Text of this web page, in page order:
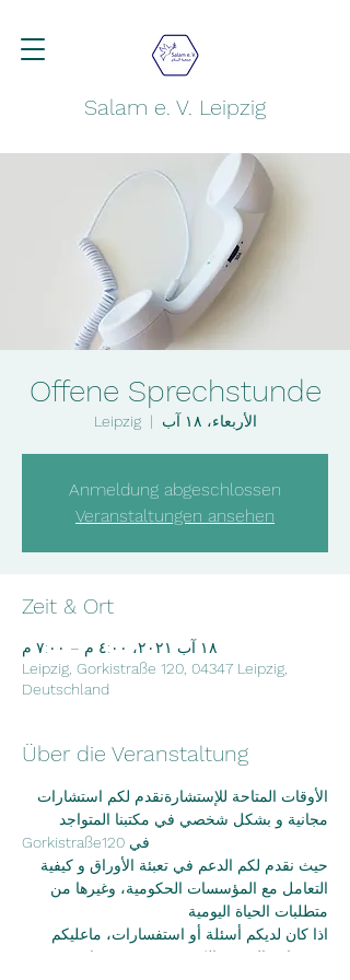
Salam e. V. Leipzig
Offene Sprechstunde
الأربعاء، ١٨ آب
  |
Leipzig
Anmeldung abgeschlossen
Veranstaltungen ansehen
Zeit & Ort
١٨ آب ٢٠٢١، ٤:٠٠ م – ٧:٠٠ م
Leipzig, Gorkistraße 120, 04347 Leipzig,
Deutschland
Über die Veranstaltung
الأوقات المتاحة للإستشارةنقدم لكم استشارات
مجانية و بشكل شخصي في مكتبنا المتواجد
Gorkistraße120 في
حيث نقدم لكم الدعم في تعبئة الأوراق و كيفية
التعامل مع المؤسسات الحكومية، وغيرها من
متطلبات الحياة اليومية
اذا كان لديكم أسئلة أو استفسارات، ماعليكم
سوى إرسال بريد الكتروني عبر موقعنا